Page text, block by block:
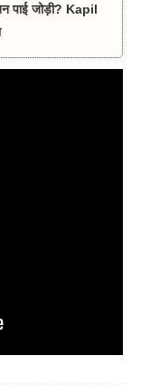
पाई जोड़ी? Kapil